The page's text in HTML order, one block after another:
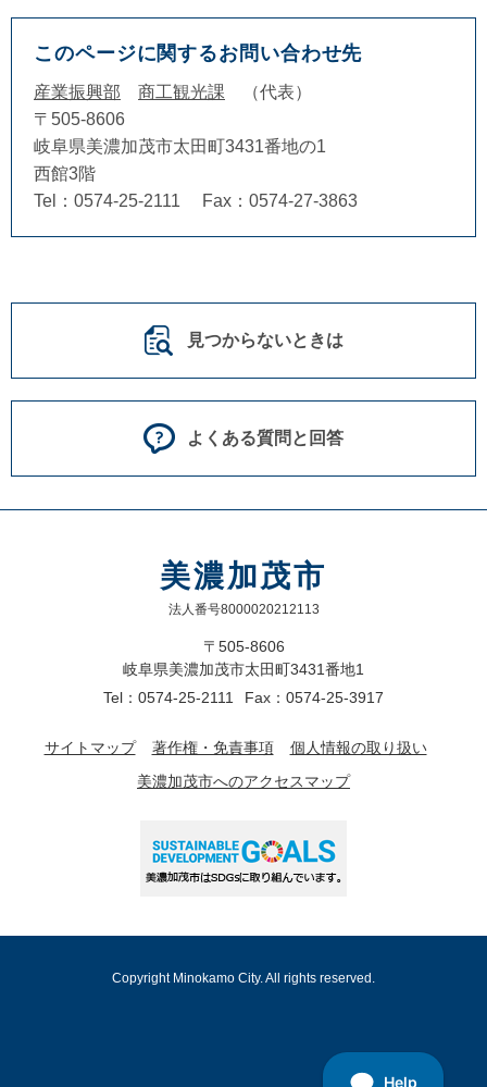
このページに関するお問い合わせ先
産業振興部 商工観光課
代表
〒505-8606
岐阜県美濃加茂市太田町3431番地の1
西館3階
Tel：0574-25-2111
Fax：0574-27-3863
見つからないときは
よくある質問と回答
美濃加茂市
法人番号8000020212113
〒505-8606
岐阜県美濃加茂市太田町3431番地1
Tel：0574-25-2111
Fax：0574-25-3917
サイトマップ 著作権・免責事項
個人情報の取り扱い
美濃加茂市へのアクセスマップ
Copyright Minokamo City. All rights reserved.